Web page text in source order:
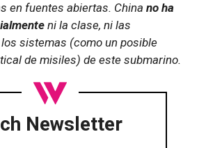
en fuentes abiertas. China no ha
ni la clase, ni las
sistemas (como un posible
de misiles) de este submarino.
Newsletter